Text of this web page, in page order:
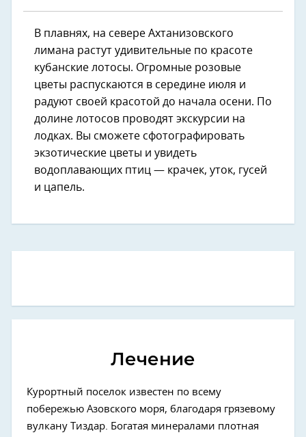
В плавнях, на севере Ахтанизовского
лимана растут удивительные по красоте
кубанские лотосы. Огромные розовые
цветы распускаются в середине июля и
радуют своей красотой до начала осени. По
долине лотосов проводят экскурсии на
лодках. Вы сможете сфотографировать
экзотические цветы и увидеть
водоплавающих птиц — крачек, уток, гусей
и цапель.
Лечение
Курортный поселок известен по всему
побережью Азовского моря, благодаря грязевому
вулкану Тиздар. Богатая минералами плотная